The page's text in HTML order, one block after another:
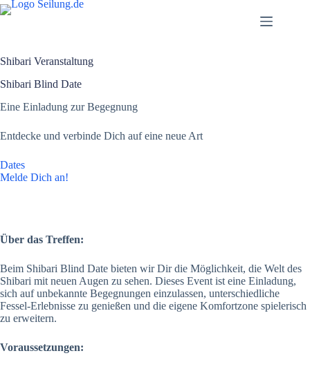
Skip
to
Shibari Veranstaltung
Shibari Blind Date
Eine Einladung zur Begegnung
Entdecke und verbinde Dich auf eine neue Art
Dates
Melde Dich an!
Über das Treffen:
Beim Shibari Blind Date bieten wir Dir die Möglichkeit, die Welt des
Shibari mit neuen Augen zu sehen. Dieses Event ist eine Einladung,
sich auf unbekannte Begegnungen einzulassen, unterschiedliche
Fessel-Erlebnisse zu genießen und die eigene Komfortzone spielerisch
zu erweitern.
Voraussetzungen: